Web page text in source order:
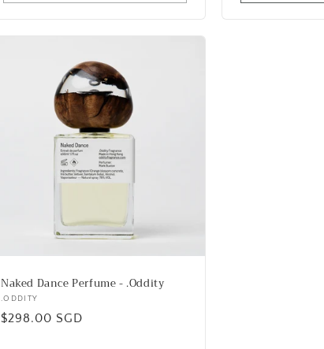
Naked Dance Perfume - .Oddity
เวน
เด
.ODDITY
ราคา
$298.00 SGD